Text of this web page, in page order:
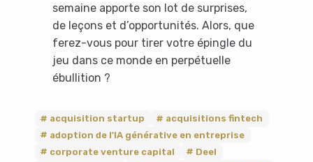
semaine apporte son lot de surprises,
de leçons et d’opportunités. Alors, que
ferez-vous pour tirer votre épingle du
jeu dans ce monde en perpétuelle
ébullition ?
acquisition startup
acquisitions fintech
adoption de l'IA générative en entreprise
corporate venture capital
Deel